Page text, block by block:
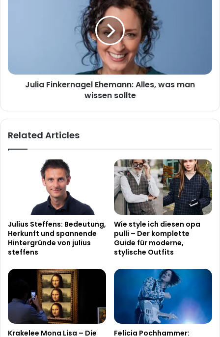
Julia Finkernagel Ehemann: Alles, was man
wissen sollte
Related Articles
Julius Steffens: Bedeutung,
Herkunft und spannende
Hintergründe von julius
steffens
Wie style ich diesen opa
pulli – Der komplette
Guide für moderne,
stylische Outfits
Krakelee Mona Lisa – Die Felicia Pochhammer: